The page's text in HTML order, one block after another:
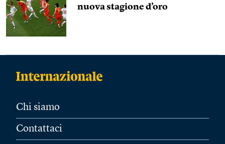
nuova stagione d’oro
Chi siamo
Contattaci